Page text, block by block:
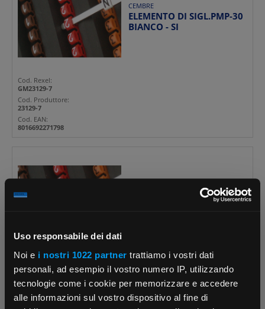
Uso responsabile dei dati
Noi e i nostri 1022 partner trattiamo i vostri dati
personali, ad esempio il vostro numero IP, utilizzando
tecnologie come i cookie per memorizzare e accedere
alle informazioni sul vostro dispositivo al fine di
CEMBRE
ELEMENTO DI SIGL.PMP-30
BIANCO - SI
Cod. Rexel:
GM23129-7
Cod. Produttore:
23129-7
Cod. EAN:
8016692271798
ELEMENTO DI SIGL.PMP-30
Cod. Rexel:
GM23129-8
Cod. Produttore:
23129-8